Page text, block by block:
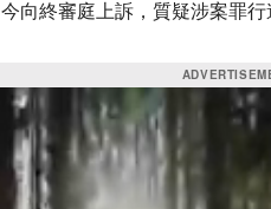
向終審庭上訴，質疑涉案罪